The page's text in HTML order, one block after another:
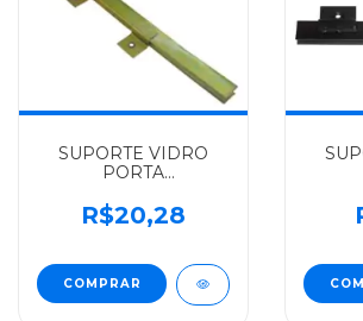
SUPORTE VIDRO
PORTA
ALGOMAIS TODOS
CAMINHOES -
R$20,28